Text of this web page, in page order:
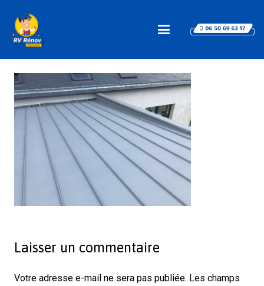
Laisser un commentaire
Votre adresse e-mail ne sera pas publiée. Les champs